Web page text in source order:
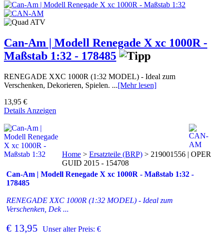
Can-Am | Modell Renegade X xc 1000R -
Maßstab 1:32 - 178485
RENEGADE XXC 1000R (1:32 MODEL) - Ideal zum
Verschenken, Dekorieren, Spielen. ...[Mehr lesen]
13,95 €
Details Anzeigen
Can-Am | Modell Renegade X xc 1000R - Maßstab 1:32 -
178485
RENEGADE XXC 1000R (1:32 MODEL) - Ideal zum
Verschenken, Dek ...
€ 13,95 Unser alter Preis: €
Home > Ersatzteile (BRP) > 219001556 | OPER
GUID 2015 - 154708